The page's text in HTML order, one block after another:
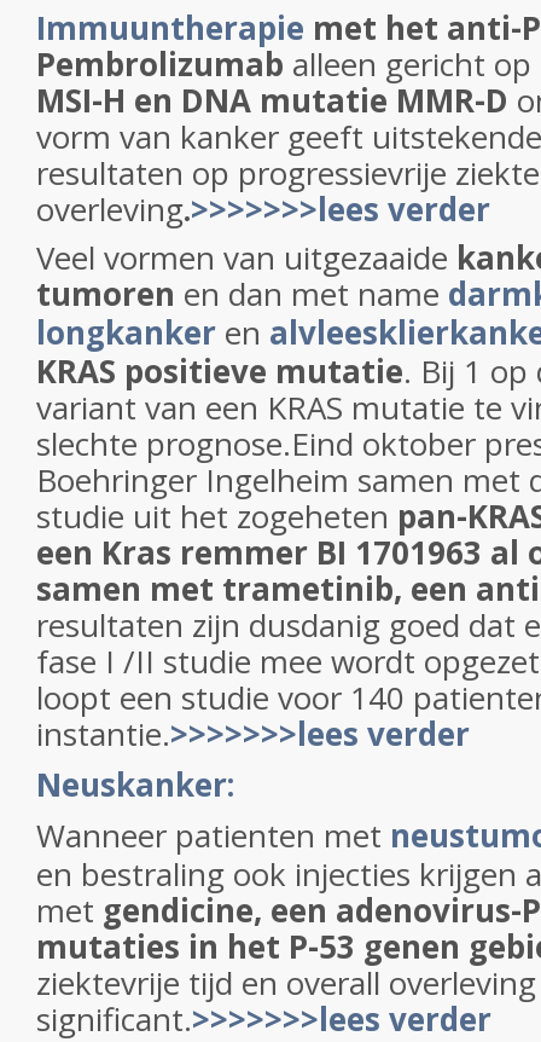
Immuuntherapie met het anti-
Pembrolizumab alleen gericht
MSI-H en DNA mutatie MMR-D
vorm van kanker geeft
resultaten op progressievrije
overleving.>>>>>>>lees verder
Veel vormen van uitgezaaide
tumoren en dan met name
longkanker en
KRAS positieve mutatie. Bij 1 op
variant van een KRAS mutatie te
slechte prognose.Eind oktober
Boehringer Ingelheim samen met
studie uit het zogeheten pan-
een Kras remmer BI 1701963 al
samen met trametinib, een
resultaten zijn dusdanig goed dat
fase I /II studie mee wordt
loopt een studie voor 140
instantie.>>>>>>>lees verder
Neuskanker:
Wanneer patienten met
en bestraling ook injecties krijgen
met gendicine, een adenovirus-
mutaties in het P-53 genen
ziektevrije tijd en overall
significant.>>>>>>>lees verder